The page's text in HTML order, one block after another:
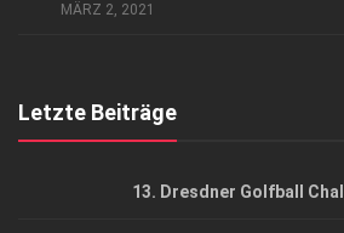
MÄRZ 2, 2021
Letzte Beiträge
13. Dresdner Golfball